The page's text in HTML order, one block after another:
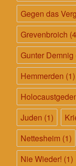
Gegen das
Grevenbroich
Gunter Demnig
Hemmerden (1)
Juden (1)
Nettesheim (1)
Nie Wieder! (1)